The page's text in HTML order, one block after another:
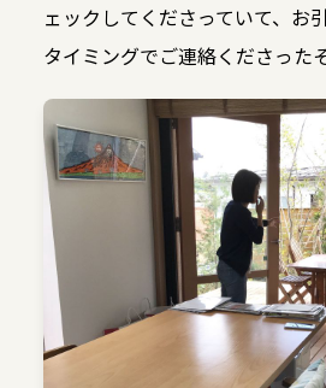
ェックしてくださっていて、お
タイミングでご連絡くださった